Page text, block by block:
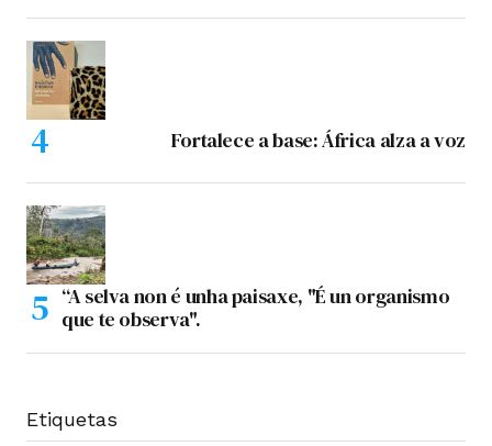
Fortalece a base: África alza a voz
“A selva non é unha paisaxe, "É un organismo
que te observa".
Etiquetas